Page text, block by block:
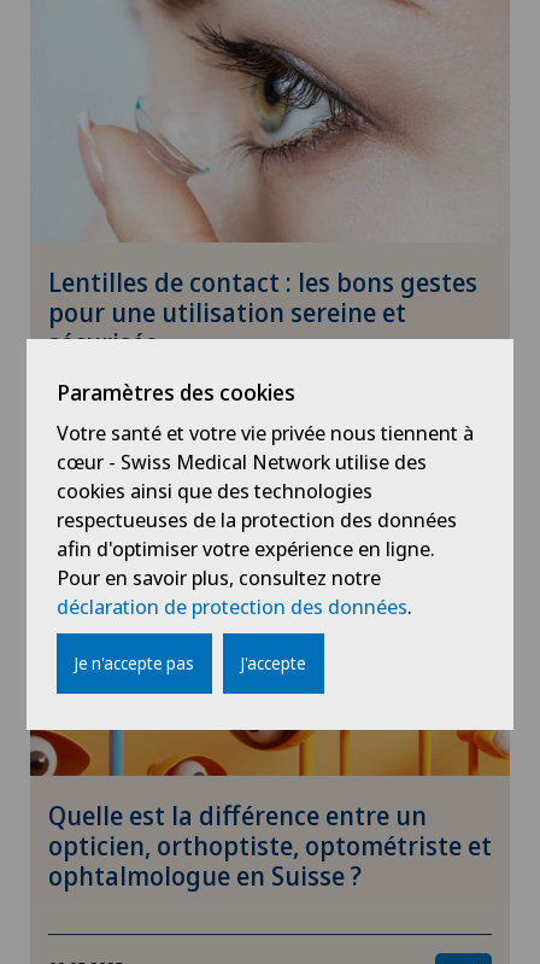
Lentilles de contact : les bons gestes
pour une utilisation sereine et
sécurisée
23.06.2025 Santé
Quelle est la différence entre un
opticien, orthoptiste, optométriste et
ophtalmologue en Suisse ?
Paramètres des cookies
Votre santé et votre vie privée nous tiennent à
cœur - Swiss Medical Network utilise des
cookies ainsi que des technologies
respectueuses de la protection des données
afin d'optimiser votre expérience en ligne.
Pour en savoir plus, consultez notre
déclaration de protection des données.
Je n'accepte pas J'accepte